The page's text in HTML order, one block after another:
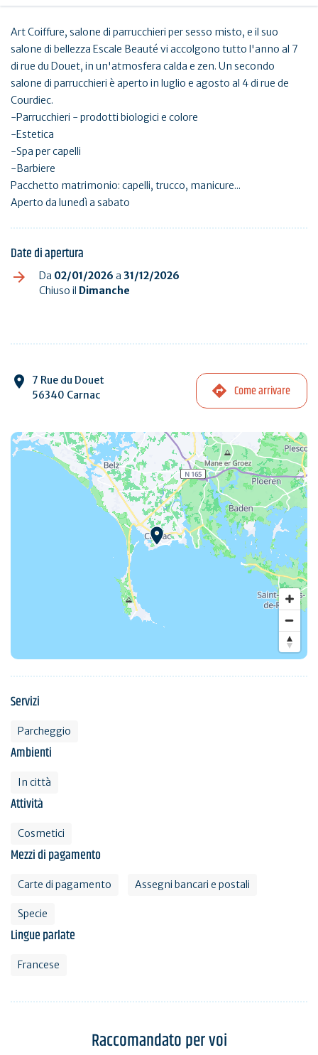
Art Coiffure, salone di parrucchieri per sesso misto, e il suo
salone di bellezza Escale Beauté vi accolgono tutto l'anno al 7
di rue du Douet, in un'atmosfera calda e zen. Un secondo
salone di parrucchieri è aperto in luglio e agosto al 4 di rue de
Courdiec.
-Parrucchieri - prodotti biologici e colore
-Estetica
-Spa per capelli
-Barbiere
Pacchetto matrimonio: capelli, trucco, manicure...
Aperto da lunedì a sabato
Date di apertura
Da 02/01/2026 a 31/12/2026
Chiuso il Dimanche
7 Rue du Douet
56340 Carnac
Come arrivare
Servizi
Parcheggio
Ambienti
In città
Attività
Cosmetici
Mezzi di pagamento
Carte di pagamento Assegni bancari e postali
Specie
Lingue parlate
Francese
Raccomandato per voi